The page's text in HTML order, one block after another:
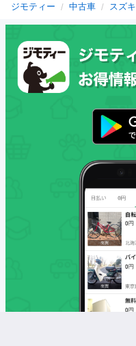
ジモティー 中古車 スズキ